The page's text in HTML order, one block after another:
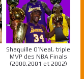
Shaquille O’Neal, triple
MVP des NBA Finals
(2000,2001 et 2002)